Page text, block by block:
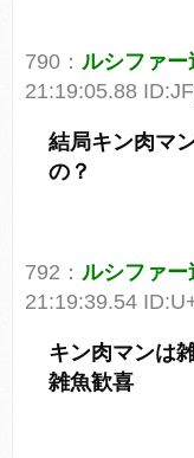
790： ルシファー
21:19:05.88
結局キン肉マ
の？
792： ルシファー
21:19:39.54
キン肉マンは
雑魚歓喜